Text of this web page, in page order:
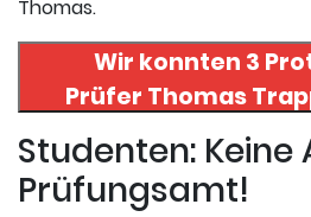
Thomas.
Wir konnten 3
Prüfer Thomas
Datenbank finden.
registrieren und
abrufen.
Studenten:
Prüfungsamt!